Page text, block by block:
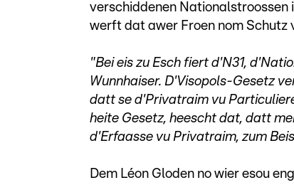
verschiddenen Nationalstroossen
werft dat awer Froen nom Schutz
"Bei eis zu Esch fiert d'N31,
Wunnhaiser. D'Visopols-Gesetz
datt se d'Privatraim vu
heite Gesetz, heescht dat, datt
d'Erfaasse vu Privatraim, zum
Dem Léon Gloden no wier esou